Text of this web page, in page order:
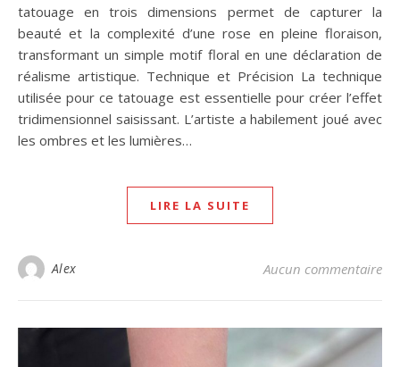
tatouage en trois dimensions permet de capturer la
beauté et la complexité d’une rose en pleine floraison,
transformant un simple motif floral en une déclaration de
réalisme artistique. Technique et Précision La technique
utilisée pour ce tatouage est essentielle pour créer l’effet
tridimensionnel saisissant. L’artiste a habilement joué avec
les ombres et les lumières…
LIRE LA SUITE
Alex Aucun commentaire